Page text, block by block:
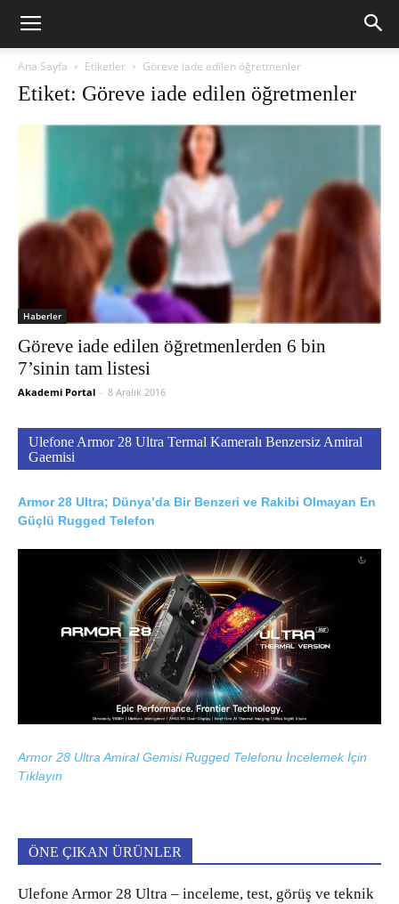
Ana Sayfa Etiketler Göreve iade edilen öğretmenler
Etiket: Göreve iade edilen öğretmenler
Haberler
Göreve iade edilen öğretmenlerden 6 bin
7’sinin tam listesi
Akademi Portal - 8 Aralık 2016
Ulefone Armor 28 Ultra Termal Kameralı Benzersiz Amiral
Gaemisi
Armor 28 Ultra; Dünya’da Bir Benzeri ve Rakibi Olmayan En
Güçlü Rugged Telefon
Armor 28 Ultra Amiral Gemisi Rugged Telefonu İncelemek İçin
Tıklayın
ÖNE ÇIKAN ÜRÜNLER
Ulefone Armor 28 Ultra – inceleme, test, görüş ve teknik